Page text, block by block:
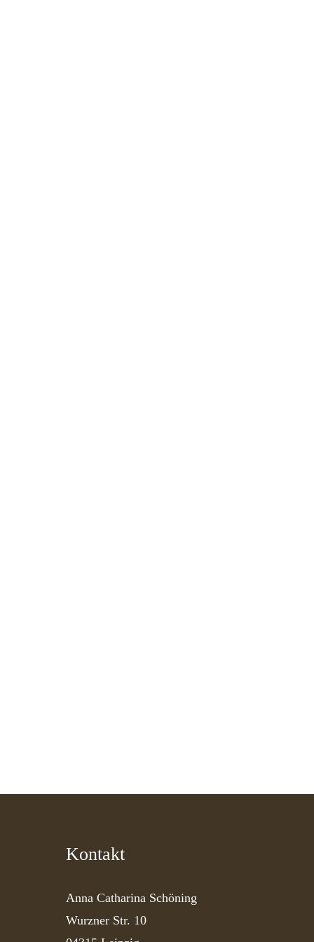
Kontakt
Anna Catharina Schöning
Wurzner Str. 10